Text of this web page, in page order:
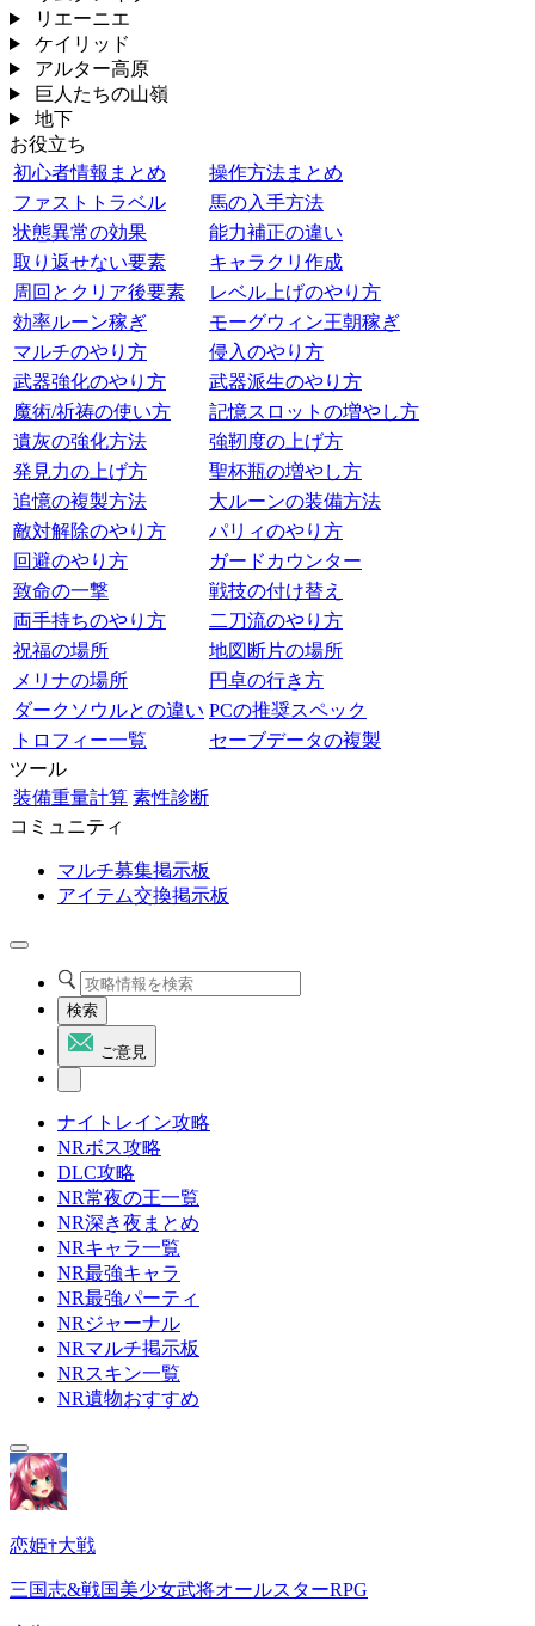
リエーニエ
ケイリッド
アルター高原
巨人たちの山嶺
地下
お役立ち
初心者情報まとめ
操作方法まとめ
ファストトラベル
馬の入手方法
状態異常の効果
能力補正の違い
取り返せない要素
キャラクリ作成
周回とクリア後要素
レベル上げのやり方
効率ルーン稼ぎ
モーグウィン王朝稼ぎ
マルチのやり方
侵入のやり方
武器強化のやり方
武器派生のやり方
魔術/祈祷の使い方
記憶スロットの増やし方
遺灰の強化方法
強靭度の上げ方
発見力の上げ方
聖杯瓶の増やし方
追憶の複製方法
大ルーンの装備方法
敵対解除のやり方
パリィのやり方
回避のやり方
ガードカウンター
致命の一撃
戦技の付け替え
両手持ちのやり方
二刀流のやり方
祝福の場所
地図断片の場所
メリナの場所
円卓の行き方
ダークソウルとの違い PCの推奨スペック
トロフィー一覧
セーブデータの複製
ツール
装備重量計算 素性診断
コミュニティ
マルチ募集掲示板
アイテム交換掲示板
検索
ご意見
ナイトレイン攻略
NRボス攻略
DLC攻略
NR常夜の王一覧
NR深き夜まとめ
NRキャラ一覧
NR最強キャラ
NR最強パーティ
NRジャーナル
NRマルチ掲示板
NRスキン一覧
NR遺物おすすめ
恋姫†大戦
三国志&戦国美少女武将オールスターRPG